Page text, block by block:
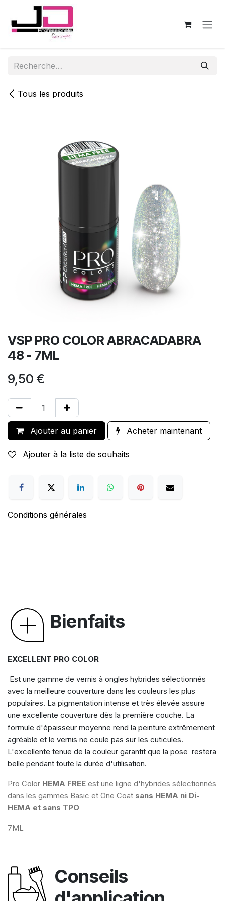
Se rendre au contenu
Tous les produits
VSP PRO COLOR ABRACADABRA
48 - 7ML
9,50 €
Ajouter au panier Acheter maintenant
Ajouter à la liste de souhaits
Conditions générales
Bienfaits
EXCELLENT PRO COLOR
Est une gamme de vernis à ongles hybrides sélectionnés
avec la meilleure couverture dans les couleurs les plus
populaires. La pigmentation intense et très élevée assure
une excellente couverture dès la première couche. La
formule d'épaisseur moyenne rend la peinture extrêmement
agréable et le vernis ne coule pas sur les cuticules.
L'excellente tenue de la couleur garantit que la pose restera
belle pendant toute la durée d'utilisation.
Pro Color HEMA FREE est une ligne d'hybrides sélectionnés
dans les gammes Basic et One Coat sans HEMA ni Di-
HEMA et sans TPO
7ML
Conseils